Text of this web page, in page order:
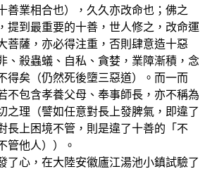
善業相合也），久久亦改命也；佛之
提到最重要的十善，世人修之，改命運
菩薩，亦必得注重，否則肆意造十惡
、殺蟲蟻、自私、貪婪，業障漸積，念
得矣（仍然死後墮三惡道）。而一而
不包含孝養父母、奉事師長，亦不稱為
之理（譬如任意對長上發脾氣，即違了
長上困境不管，則是違了十善的「不
管他人））。
了心，在大陸安徽廬江湯池小鎮試驗了